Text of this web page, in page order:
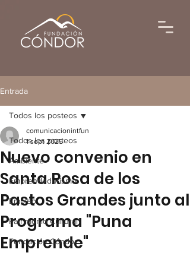
Entrada
Todos los posteos
Ambiente
Emprendedurismo
Empleo
Patrimonio Cultural
Fundación Cóndor
Todos los posteos
Nuevo convenio en
Santa Rosa de los
Pastos Grandes junto al
Programa "Puna
Emprende"
comunicacionintfun
1 sept 2025